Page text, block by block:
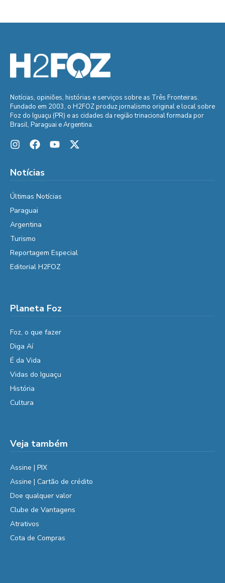
Notícias, opiniões, histórias e serviços sobre as Três Fronteiras.
Fundado em 2003, o H2FOZ produz jornalismo original e local sobre
Foz do Iguaçu (PR) e as cidades da região trinacional formada por
Brasil, Paraguai e Argentina.
Notícias
Últimas Notícias
Paraguai
Argentina
Turismo
Reportagem Especial
Editorial H2FOZ
Planeta Foz
Foz, o que fazer
Diga Aí
É da Vida
Vidas do Iguaçu
História
Cultura
Veja também
Assine | PIX
Assine | Cartão de crédito
Doe qualquer valor
Clube de Vantagens
Atrativos
Cota de Compras